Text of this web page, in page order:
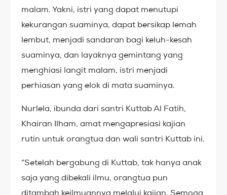
malam. Yakni, istri yang dapat menutupi
kekurangan suaminya, dapat bersikap lemah
lembut, menjadi sandaran bagi keluh-kesah
suaminya, dan layaknya gemintang yang
menghiasi langit malam, istri menjadi
perhiasan yang elok di mata suaminya.
Nurlela, ibunda dari santri Kuttab Al Fatih,
Khairan Ilham, amat mengapresiasi kajian
rutin untuk orangtua dan wali santri Kuttab ini.
“Setelah bergabung di Kuttab, tak hanya anak
saja yang dibekali ilmu, orangtua pun
ditambah keilmuannya melalui kajian. Semoga